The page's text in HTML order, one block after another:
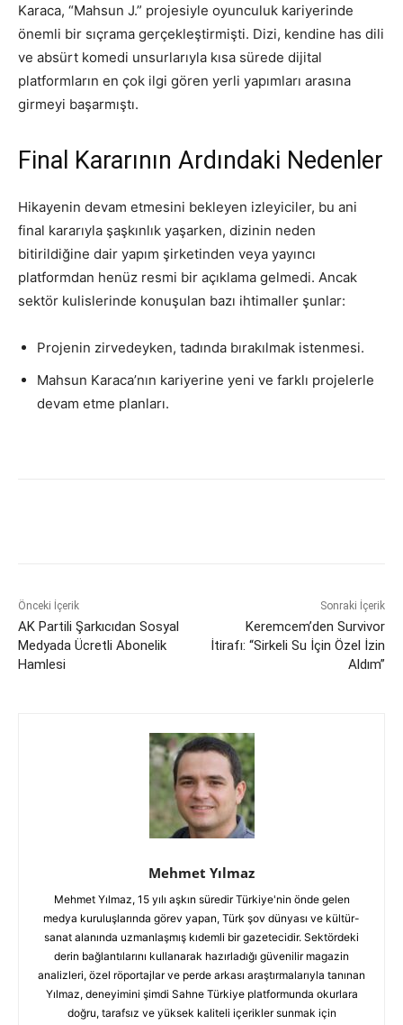
Karaca, “Mahsun J.” projesiyle oyunculuk kariyerinde
önemli bir sıçrama gerçekleştirmişti. Dizi, kendine has dili
ve absürt komedi unsurlarıyla kısa sürede dijital
platformların en çok ilgi gören yerli yapımları arasına
girmeyi başarmıştı.
Final Kararının Ardındaki Nedenler
Hikayenin devam etmesini bekleyen izleyiciler, bu ani
final kararıyla şaşkınlık yaşarken, dizinin neden
bitirildiğine dair yapım şirketinden veya yayıncı
platformdan henüz resmi bir açıklama gelmedi. Ancak
sektör kulislerinde konuşulan bazı ihtimaller şunlar:
Projenin zirvedeyken, tadında bırakılmak istenmesi.
Mahsun Karaca’nın kariyerine yeni ve farklı projelerle
devam etme planları.
Önceki İçerik
AK Partili Şarkıcıdan Sosyal
Medyada Ücretli Abonelik
Hamlesi
Sonraki İçerik
Keremcem’den Survivor
İtirafı: “Sirkeli Su İçin Özel İzin
Aldım”
Mehmet Yılmaz
Mehmet Yılmaz, 15 yılı aşkın süredir Türkiye'nin önde gelen
medya kuruluşlarında görev yapan, Türk şov dünyası ve kültür-
sanat alanında uzmanlaşmış kıdemli bir gazetecidir. Sektördeki
derin bağlantılarını kullanarak hazırladığı güvenilir magazin
analizleri, özel röportajlar ve perde arkası araştırmalarıyla tanınan
Yılmaz, deneyimini şimdi Sahne Türkiye platformunda okurlara
doğru, tarafsız ve yüksek kaliteli içerikler sunmak için